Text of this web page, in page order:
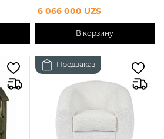
6 066 000 UZS
В корзину
Предзаказ